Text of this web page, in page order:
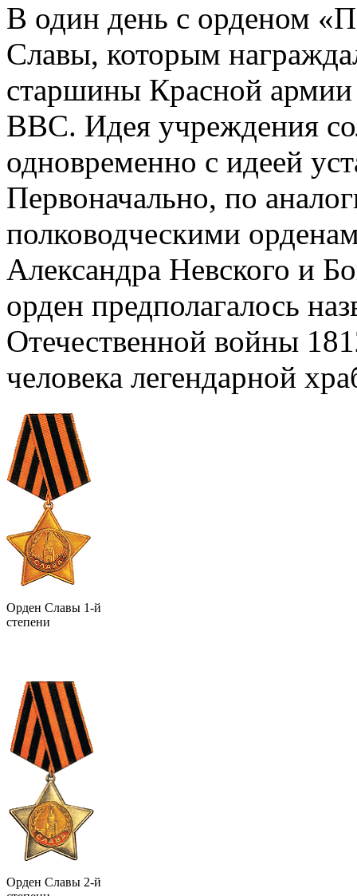
В один день с орденом
Славы, которым
старшины Красной
ВВС. Идея учреждения
одновременно с идеей
Первоначально, по
полководческими
Александра Невского и
орден предполагалось
Отечественной войны
человека легендарной
Орден Славы 1-й
степени
Орден Славы 2-й